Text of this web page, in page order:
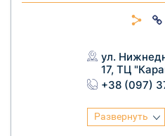
ул.
17, ТЦ
+38 (097)
Развернуть